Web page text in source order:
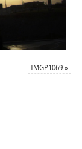
IMGP1069 »